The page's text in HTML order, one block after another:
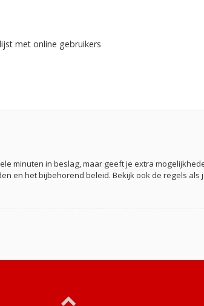
met online gebruikers
minuten in beslag, maar geeft je extra
en het bijbehorend beleid. Bekijk ook de regels als